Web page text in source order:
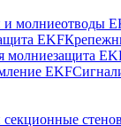
молниеотводы
EKF
молниезащита
EKF